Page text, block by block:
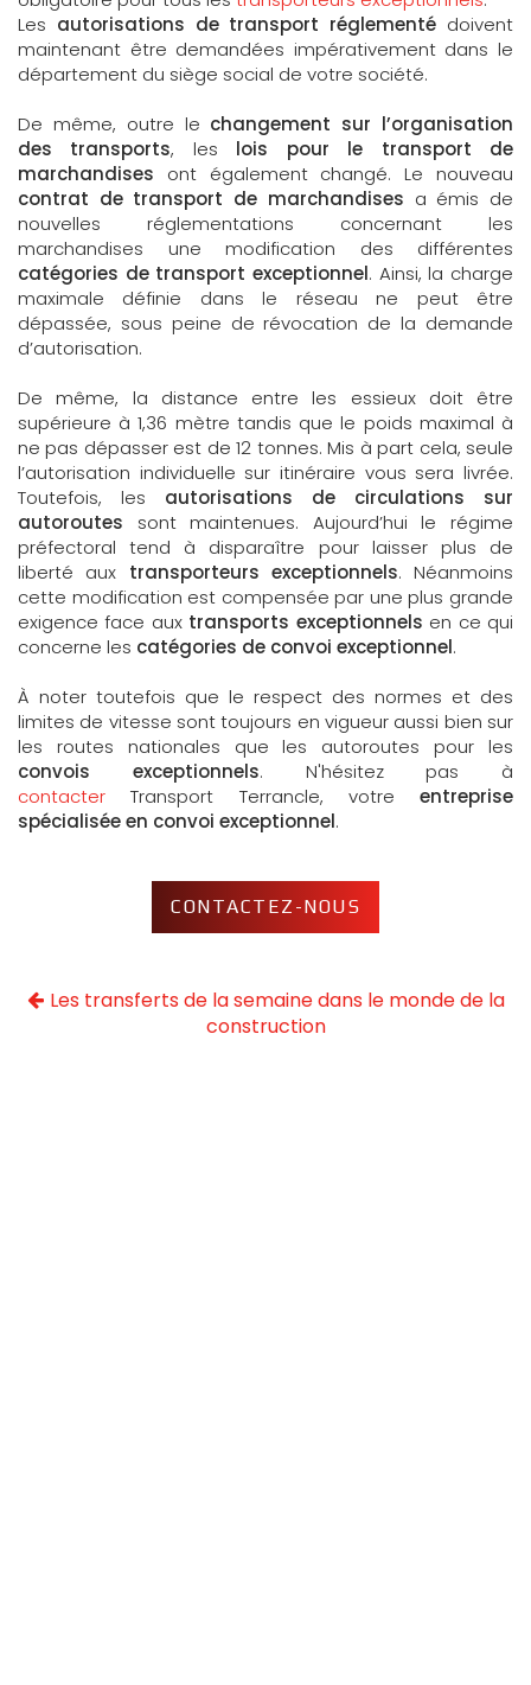
Les autorisations de transport réglementé doivent
maintenant être demandées impérativement dans le
département du siège social de votre société.
De même, outre le changement sur l’organisation
des transports, les lois pour le transport de
marchandises ont également changé. Le nouveau
contrat de transport de marchandises a émis de
nouvelles réglementations concernant les
marchandises une modification des différentes
catégories de transport exceptionnel. Ainsi, la charge
maximale définie dans le réseau ne peut être
dépassée, sous peine de révocation de la demande
d’autorisation.
De même, la distance entre les essieux doit être
supérieure à 1,36 mètre tandis que le poids maximal à
ne pas dépasser est de 12 tonnes. Mis à part cela, seule
l’autorisation individuelle sur itinéraire vous sera livrée.
Toutefois, les autorisations de circulations sur
autoroutes sont maintenues. Aujourd’hui le régime
préfectoral tend à disparaître pour laisser plus de
liberté aux transporteurs exceptionnels. Néanmoins
cette modification est compensée par une plus grande
exigence face aux transports exceptionnels en ce qui
concerne les catégories de convoi exceptionnel.
À noter toutefois que le respect des normes et des
limites de vitesse sont toujours en vigueur aussi bien sur
les routes nationales que les autoroutes pour les
convois exceptionnels. N'hésitez pas à
contacter Transport Terrancle, votre entreprise
spécialisée en convoi exceptionnel.
CONTACTEZ-NOUS
Les transferts de la semaine dans le monde de la
construction